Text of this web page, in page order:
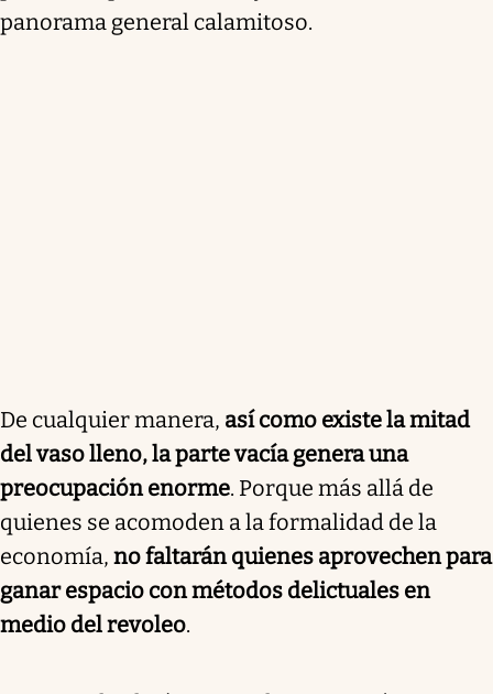
panorama general calamitoso.
De cualquier manera, así como existe la mitad
del vaso lleno, la parte vacía genera una
preocupación enorme. Porque más allá de
quienes se acomoden a la formalidad de la
economía, no faltarán quienes aprovechen para
ganar espacio con métodos delictuales en
medio del revoleo.